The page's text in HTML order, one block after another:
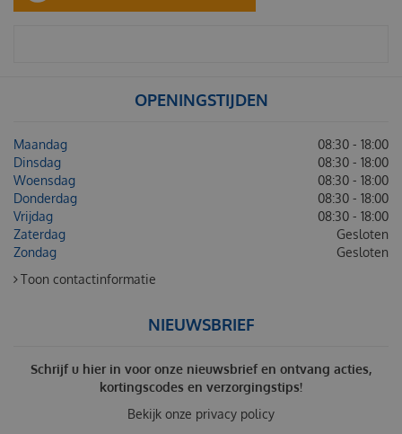
OPENINGSTIJDEN
Maandag
08:30 - 18:00
Dinsdag
08:30 - 18:00
Woensdag
08:30 - 18:00
Donderdag
08:30 - 18:00
Vrijdag
08:30 - 18:00
Zaterdag
Gesloten
Zondag
Gesloten
Toon contactinformatie
NIEUWSBRIEF
Schrijf u hier in voor onze nieuwsbrief en ontvang acties,
kortingscodes en verzorgingstips!
Bekijk onze privacy policy